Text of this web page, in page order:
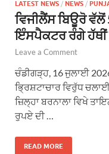
LATEST NEWS / NEWS /
ਵਿਜੀਲੈਂਸ ਬਿਊਰੋ
ਇੰਸਪੈਕਟਰ ਰੰਗੇ ਹੱਥੀਂ
Leave a Comment
ਚੰਡੀਗੜ੍ਹ, 16 ਜੁਲਾਈ
ਭ੍ਰਿਸ਼ਟਾਚਾਰ ਵਿਰੁੱਧ
ਜ਼ਿਲ੍ਹਾ ਬਰਨਾਲਾ ਵਿਖੇ
ਰੁਪਏ ਦੀ …
READ MORE